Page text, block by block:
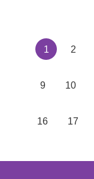
1 2
9 10
16 17